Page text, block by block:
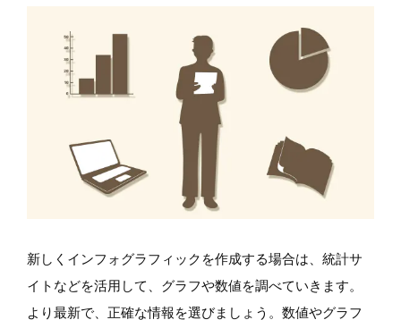
新しくインフォグラフィックを作成する場合は、統計サ
イトなどを活用して、グラフや数値を調べていきます。
より最新で、正確な情報を選びましょう。数値やグラフ